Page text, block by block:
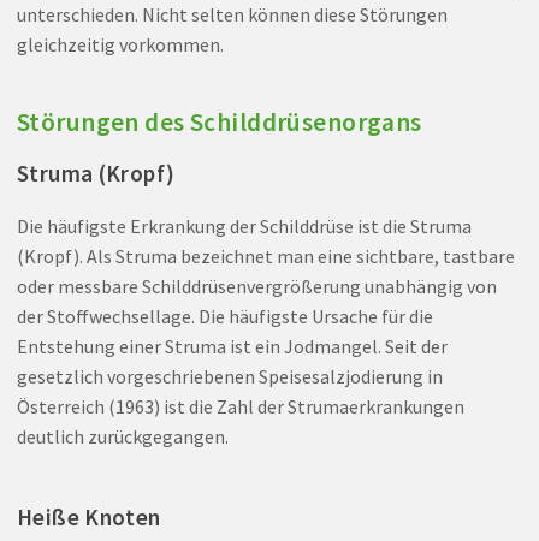
unterschieden. Nicht selten können diese Störungen
gleichzeitig vorkommen.
Störungen des Schilddrüsenorgans
Struma (Kropf)
Die häufigste Erkrankung der Schilddrüse ist die Struma
(Kropf). Als Struma bezeichnet man eine sichtbare, tastbare
oder messbare Schilddrüsenvergrößerung unabhängig von
der Stoffwechsellage. Die häufigste Ursache für die
Entstehung einer Struma ist ein Jodmangel. Seit der
gesetzlich vorgeschriebenen Speisesalzjodierung in
Österreich (1963) ist die Zahl der Strumaerkrankungen
deutlich zurückgegangen.
Heiße Knoten